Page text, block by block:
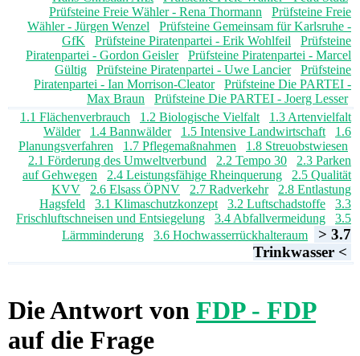
Prüfsteine Freie Wähler - Rena Thormann
Prüfsteine Freie
Wähler - Jürgen Wenzel
Prüfsteine Gemeinsam für Karlsruhe -
GfK
Prüfsteine Piratenpartei - Erik Wohlfeil
Prüfsteine
Piratenpartei - Gordon Geisler
Prüfsteine Piratenpartei - Marcel
Gültig
Prüfsteine Piratenpartei - Uwe Lancier
Prüfsteine
Piratenpartei - Ian Morrison-Cleator
Prüfsteine Die PARTEI -
Max Braun
Prüfsteine Die PARTEI - Joerg Lesser
1.1 Flächenverbrauch
1.2 Biologische Vielfalt
1.3 Artenvielfalt
Wälder
1.4 Bannwälder 1.5 Intensive Landwirtschaft
1.6
Planungsverfahren
1.7 Pflegemaßnahmen
1.8 Streuobstwiesen
2.1 Förderung des Umweltverbund
2.2 Tempo 30
2.3 Parken
auf Gehwegen
2.4 Leistungsfähige Rheinquerung
2.5 Qualität
KVV
2.6 Elsass ÖPNV 2.7 Radverkehr
2.8 Entlastung
Hagsfeld
3.1 Klimaschutzkonzept 3.2 Luftschadstoffe
3.3
Frischluftschneisen und Entsiegelung
3.4 Abfallvermeidung
3.5
Lärmminderung
3.6 Hochwasserrückhalteraum
> 3.7
Trinkwasser <
Die Antwort von FDP - FDP
auf die Frage